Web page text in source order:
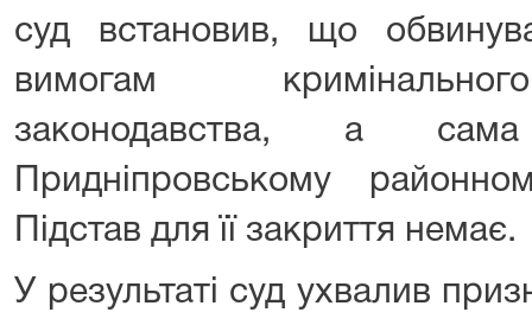
суд встановив, що
вимогам
законодавства, а
Придніпровському
Підстав для її закриття немає.
У результаті суд ухвалив